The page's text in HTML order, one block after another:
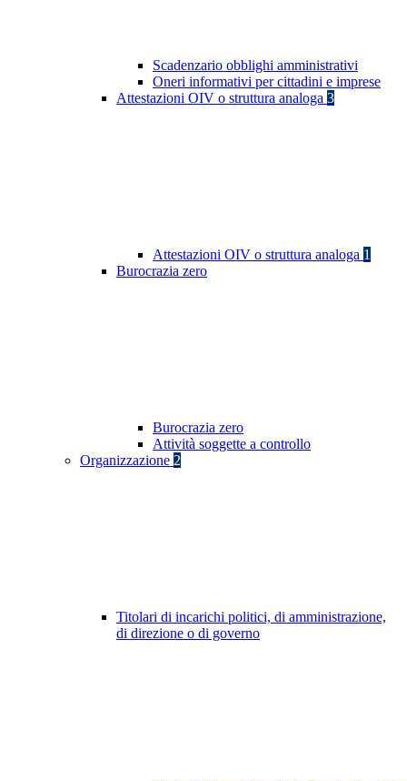
Scadenzario obblighi amministrativi
Oneri informativi per cittadini e imprese
Attestazioni OIV o struttura analoga 3
Attestazioni OIV o struttura analoga 1
Burocrazia zero
Burocrazia zero
Attività soggette a controllo
Organizzazione 2
Titolari di incarichi politici, di amministrazione,
di direzione o di governo